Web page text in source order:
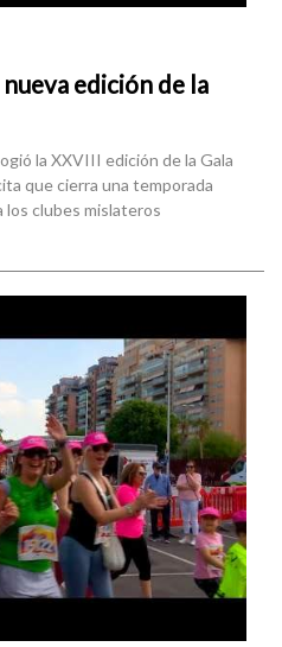
edición de la
la XXVIII edición de la Gala
que cierra una temporada
los clubes mislateros